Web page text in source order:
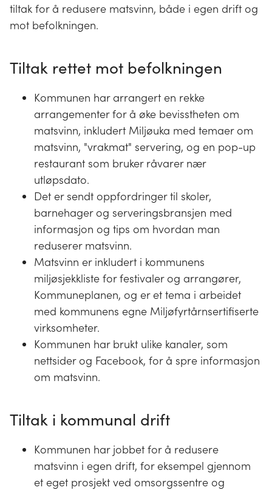
tiltak for å redusere matsvinn, både i egen drift og
mot befolkningen.
Tiltak rettet mot befolkningen
Kommunen har arrangert en rekke
arrangementer for å øke bevisstheten om
matsvinn, inkludert Miljøuka med temaer om
matsvinn, "vrakmat" servering, og en pop-up
restaurant som bruker råvarer nær
utløpsdato.
Det er sendt oppfordringer til skoler,
barnehager og serveringsbransjen med
informasjon og tips om hvordan man
reduserer matsvinn.
Matsvinn er inkludert i kommunens
miljøsjekkliste for festivaler og arrangører,
Kommuneplanen, og er et tema i arbeidet
med kommunens egne Miljøfyrtårnsertifiserte
virksomheter.
Kommunen har brukt ulike kanaler, som
nettsider og Facebook, for å spre informasjon
om matsvinn.
Tiltak i kommunal drift
Kommunen har jobbet for å redusere
matsvinn i egen drift, for eksempel gjennom
et eget prosjekt ved omsorgssentre og